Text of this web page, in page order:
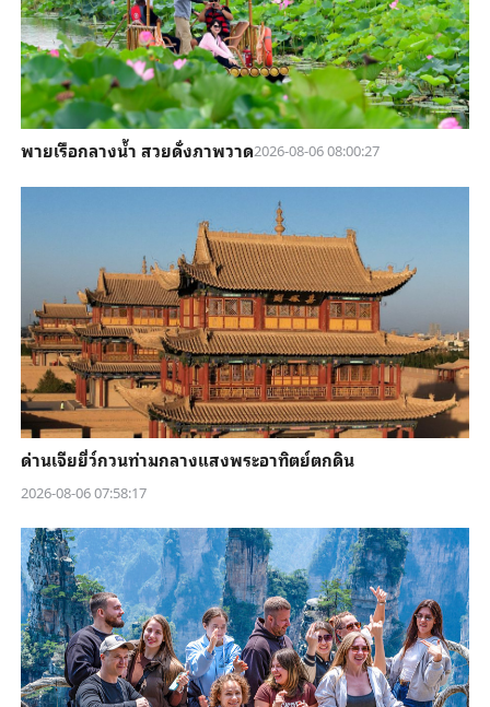
พายเรือกลางน้ำ สวยดั่งภาพวาด2026-08-06 08:00:27
ด่านเจียยี่ว์กวนท่ามกลางแสงพระอาทิตย์ตกดิน
2026-08-06 07:58:17